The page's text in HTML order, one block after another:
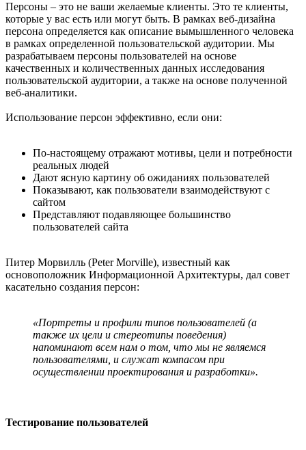
Персоны – это не ваши желаемые клиенты. Это те клиенты,
которые у вас есть или могут быть. В рамках веб-дизайна
персона определяется как описание вымышленного человека
в рамках определенной пользовательской аудитории. Мы
разрабатываем персоны пользователей на основе
качественных и количественных данных исследования
пользовательской аудитории, а также на основе полученной
веб-аналитики.
Использование персон эффективно, если они:
По-настоящему отражают мотивы, цели и потребности
реальных людей
Дают ясную картину об ожиданиях пользователей
Показывают, как пользователи взаимодействуют с
сайтом
Представляют подавляющее большинство
пользователей сайта
Питер Морвилль (Peter Morville), известный как
основоположник Информационной Архитектуры, дал совет
касательно создания персон:
«Портреты и профили типов пользователей (а
также их цели и стереотипы поведения)
напоминают всем нам о том, что мы не являемся
пользователями, и служат компасом при
осуществлении проектирования и разработки».
Тестирование пользователей